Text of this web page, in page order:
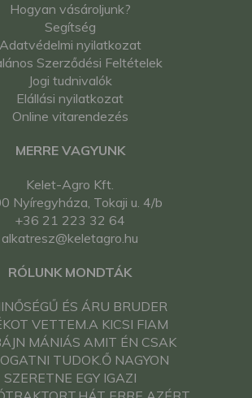
Hogyan vásároljunk?
Segítség
Adatvédelmi nyilatkozat
Szerződési Feltételek
Jogi tudnivalók
Elállási nyilatkozat
Online vitarendezés
MERRE VAGYUNK
Kelet-Agro Kft.
Nyíregyháza, Tokaji u. 4/b
+36 21 223 32 64
alkatresz@keletagro.hu
RÓLUNK MONDTÁK
ÉS ÁRU BRUDER
VETTEM.A KICSI FIAM
MÁNIÁS AMIT ÉN CSAK
TUDOK.Ő NAGYON
SZERETNE EGY IGAZI